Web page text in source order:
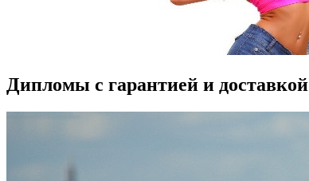
Дипломы с гарантией и доставкой